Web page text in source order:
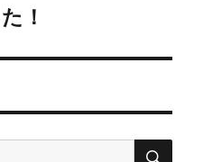
！
検